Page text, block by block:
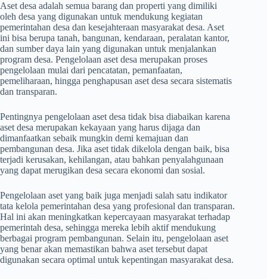
Aset desa adalah semua barang dan properti yang dimiliki
oleh desa yang digunakan untuk mendukung kegiatan
pemerintahan desa dan kesejahteraan masyarakat desa. Aset
ini bisa berupa tanah, bangunan, kendaraan, peralatan kantor,
dan sumber daya lain yang digunakan untuk menjalankan
program desa. Pengelolaan aset desa merupakan proses
pengelolaan mulai dari pencatatan, pemanfaatan,
pemeliharaan, hingga penghapusan aset desa secara sistematis
dan transparan.
Pentingnya pengelolaan aset desa tidak bisa diabaikan karena
aset desa merupakan kekayaan yang harus dijaga dan
dimanfaatkan sebaik mungkin demi kemajuan dan
pembangunan desa. Jika aset tidak dikelola dengan baik, bisa
terjadi kerusakan, kehilangan, atau bahkan penyalahgunaan
yang dapat merugikan desa secara ekonomi dan sosial.
Pengelolaan aset yang baik juga menjadi salah satu indikator
tata kelola pemerintahan desa yang profesional dan transparan.
Hal ini akan meningkatkan kepercayaan masyarakat terhadap
pemerintah desa, sehingga mereka lebih aktif mendukung
berbagai program pembangunan. Selain itu, pengelolaan aset
yang benar akan memastikan bahwa aset tersebut dapat
digunakan secara optimal untuk kepentingan masyarakat desa.